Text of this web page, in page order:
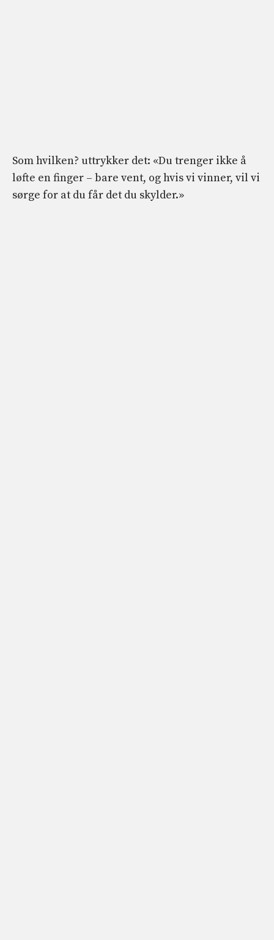
Som hvilken? uttrykker det: «Du trenger ikke å
løfte en finger – bare vent, og hvis vi vinner, vil vi
sørge for at du får det du skylder.»